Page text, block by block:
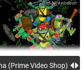
Nickelodeon
(Prime Video Shop)